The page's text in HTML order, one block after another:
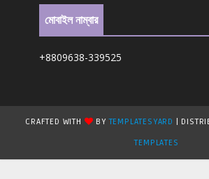
মোবাইল নাম্বার
+8809638-339525
CRAFTED WITH BYTEMPLATESYARD |
TEMPLATES